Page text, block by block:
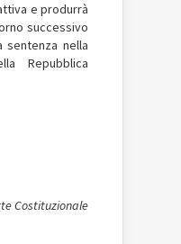
e produrrà
successivo
sentenza nella
Repubblica
Costituzionale